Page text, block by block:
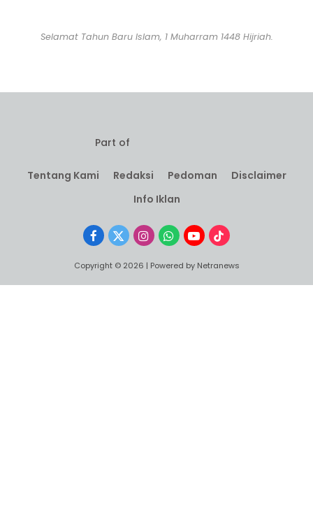
Selamat Tahun Baru Islam, 1 Muharram 1448 Hijriah.
Part of
Tentang Kami Redaksi Pedoman
Disclaimer
Info Iklan
Facebook
X
InstagramWhatsApp
YouTubeTikTok
Copyright © 2026 | Powered by Netranews